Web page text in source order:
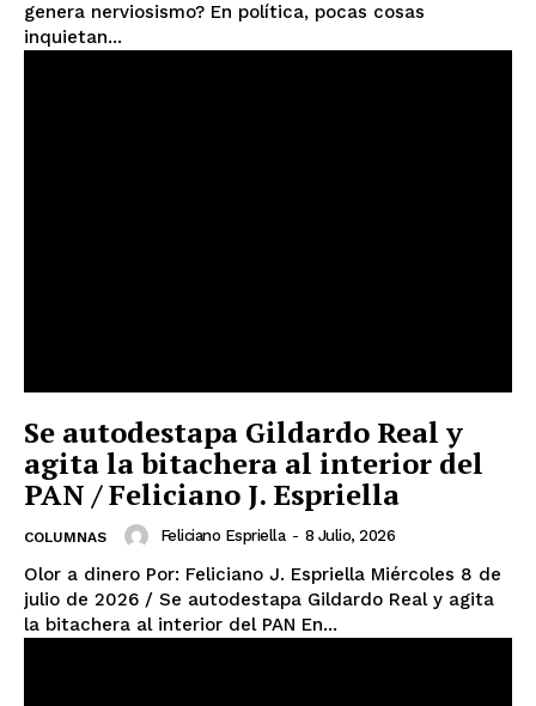
genera nerviosismo? En política, pocas cosas
inquietan...
Se autodestapa Gildardo Real y
agita la bitachera al interior del
PAN / Feliciano J. Espriella
COLUMNAS Feliciano Espriella - 8 Julio, 2026
Olor a dinero Por: Feliciano J. Espriella Miércoles 8 de
julio de 2026 / Se autodestapa Gildardo Real y agita
la bitachera al interior del PAN En...